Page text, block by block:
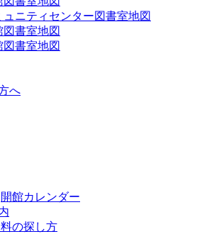
ュニティセンター図書室地図
書室地図
書室地図
へ
開館カレンダー
の探し方